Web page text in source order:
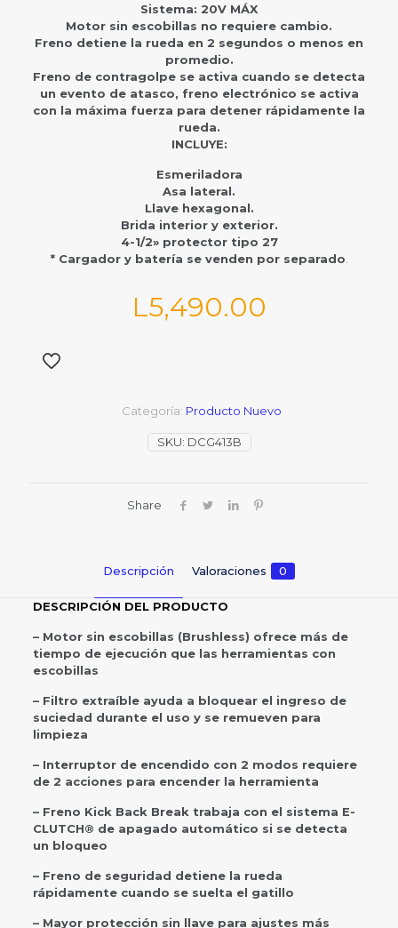
Sistema: 20V MÁX
Motor sin escobillas no requiere cambio.
Freno detiene la rueda en 2 segundos o menos en
promedio.
Freno de contragolpe se activa cuando se detecta
un evento de atasco, freno electrónico se activa
con la máxima fuerza para detener rápidamente la
rueda.
INCLUYE:
Esmeriladora
Asa lateral.
Llave hexagonal.
Brida interior y exterior.
4-1/2» protector tipo 27
* Cargador y batería se venden por separado
L5,490.00
SKU: DCG413B
Categoría: Producto Nuevo
Share
Descripción Valoraciones 0
DESCRIPCIÓN DEL PRODUCTO
– Motor sin escobillas (Brushless) ofrece más de
tiempo de ejecución que las herramientas con
escobillas
– Filtro extraíble ayuda a bloquear el ingreso de
suciedad durante el uso y se remueven para
limpieza
– Interruptor de encendido con 2 modos requiere
de 2 acciones para encender la herramienta
– Freno Kick Back Break trabaja con el sistema E-
CLUTCH® de apagado automático si se detecta
un bloqueo
– Freno de seguridad detiene la rueda
rápidamente cuando se suelta el gatillo
– Mayor protección sin llave para ajustes más